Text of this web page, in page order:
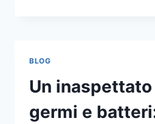
BLOG
Un inaspettato
germi e